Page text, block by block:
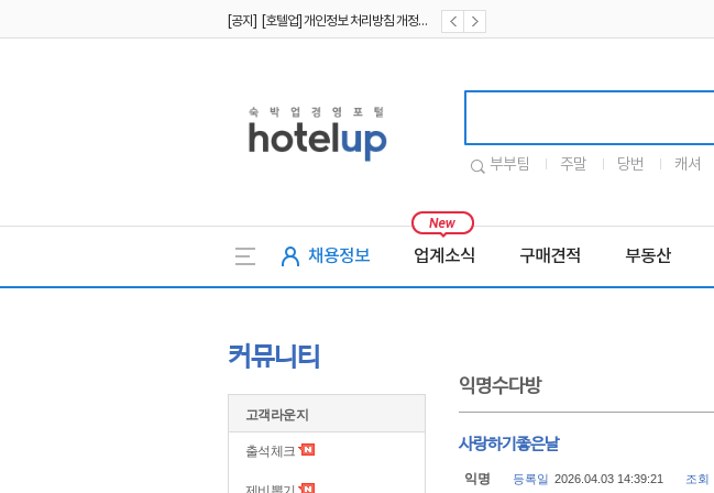
[공지] [호텔업] 개인정보 처리방침 개정본2 (19.09.02)
부부팀 주말 당번 캐셔
채용정보 업계소식 구매견적 부동산
커뮤니티
고객라운지
출석체크
익명수다방
사랑하기좋은날
익명 등록일 2026.04.03 14:39:21 조회